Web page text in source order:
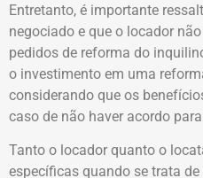
Entretanto, é importante
negociado e que o locador
pedidos de reforma do
o investimento em uma
considerando que os
caso de não haver acordo
Tanto o locador quanto o
específicas quando se trata